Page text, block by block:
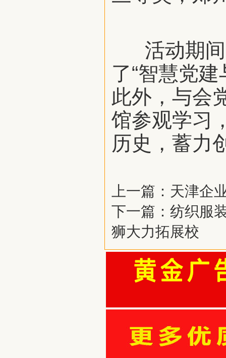
活动期间
了“智慧党
此外，与会
馆参观学习
历史，蓄力
上一篇： 天津企
下一篇： 纺织服
狮大力拓展校